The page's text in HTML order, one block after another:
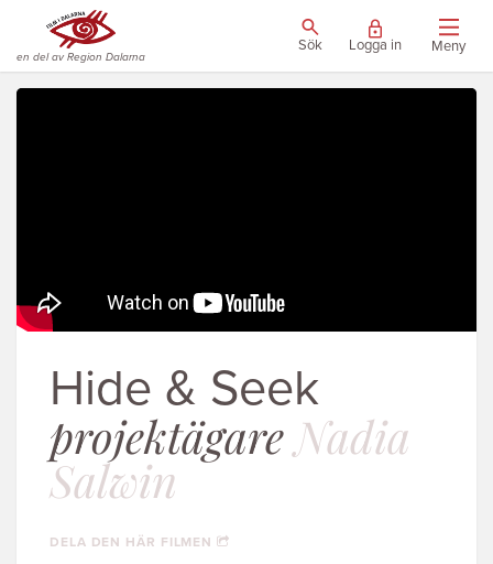
en del av Region Dalarna
Sök Logga in Meny
Hide & Seek
projektägare Nadia
Salwin
DELA DEN HÄR FILMEN